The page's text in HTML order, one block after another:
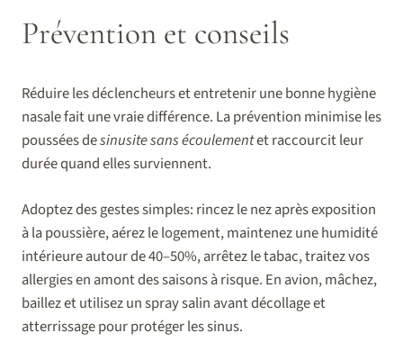
Prévention et conseils
Réduire les déclencheurs et entretenir une bonne hygiène
nasale fait une vraie différence. La prévention minimise les
poussées desinusite sans écoulementet raccourcit leur
durée quand elles surviennent.
Adoptez des gestes simples: rincez le nez après exposition
à la poussière, aérez le logement, maintenez une humidité
intérieure autour de 40–50%, arrêtez le tabac, traitez vos
allergies en amont des saisons à risque. En avion, mâchez,
baillez et utilisez un spray salin avant décollage et
atterrissage pour protéger les sinus.